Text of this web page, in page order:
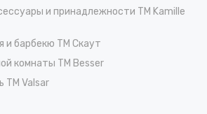
и принадлежности TM Kamille
и барбекю TM Скаут
комнаты TM Besser
TM Valsar